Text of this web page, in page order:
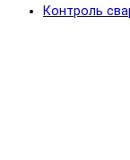
Контроль